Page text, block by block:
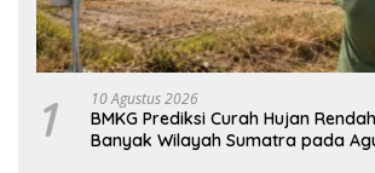
1 10 Agustus 2026
BMKG Prediksi Curah Hujan
Banyak Wilayah Sumatra pada